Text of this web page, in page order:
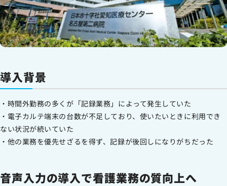
導入背景
・時間外勤務の多くが「記録業務」によって発生していた
・電子カルテ端末の台数が不足しており、使いたいときに利用でき
ない状況が続いていた
・他の業務を優先せざるを得ず、記録が後回しになりがちだった
音声入力の導入で看護業務の質向上へ